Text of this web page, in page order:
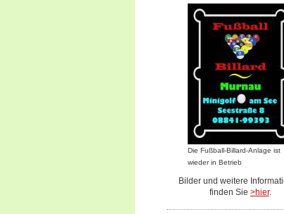
Die Fußball-Billard-Anlage ist
wieder in Betrieb
Bilder und weitere
finden Sie >hier.